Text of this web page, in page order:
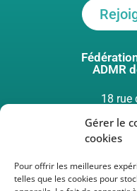
Gérer le
cookies
Pour offrir les meilleures
telles que les cookies pour
ADMR
18 rue
49124 ST